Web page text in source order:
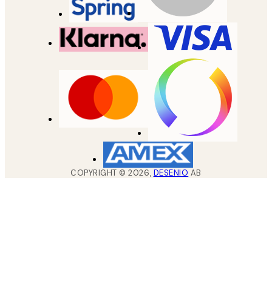
COPYRIGHT ©2026, DESENIO AB